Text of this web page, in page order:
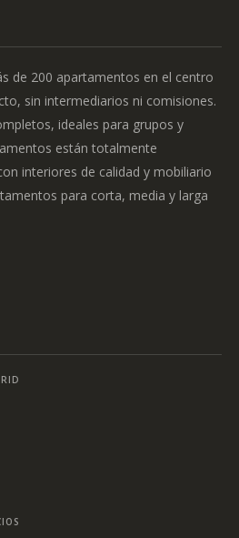
de 200 apartamentos en el centro
sin intermediarios ni comisiones.
ideales para grupos y
están totalmente
interiores de calidad y mobiliario
para corta, media y larga